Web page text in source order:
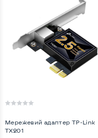
Мережевий адаптер TP-Link
TX201